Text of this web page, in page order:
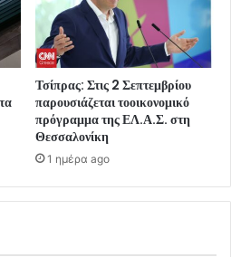
Τσίπρας: Στις 2 Σεπτεμβρίου
παρουσιάζεται τοοικονομικό
πρόγραμμα της ΕΛ.Α.Σ. στη
Θεσσαλονίκη
1 ημέρα ago